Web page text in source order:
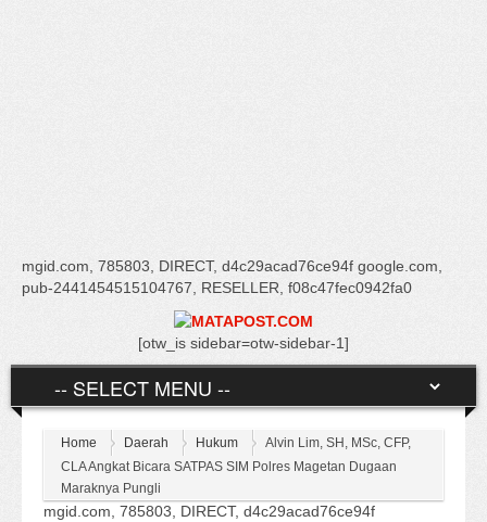
mgid.com, 785803, DIRECT, d4c29acad76ce94f google.com,
pub-2441454515104767, RESELLER, f08c47fec0942fa0
[otw_is sidebar=otw-sidebar-1]
Home Daerah Hukum
Alvin Lim, SH, MSc, CFP,
CLA Angkat Bicara SATPAS SIM Polres Magetan Dugaan
Maraknya Pungli
mgid.com, 785803, DIRECT, d4c29acad76ce94f